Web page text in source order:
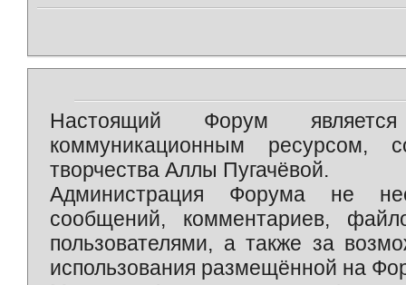
Настоящий Форум является
коммуникационным ресурсом,
творчества Аллы Пугачёвой.
Администрация Форума не
сообщений, комментариев,
пользователями, а также за
использования размещённой на